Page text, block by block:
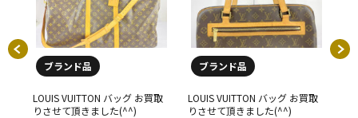
ブランド品
LOUIS VUITTON バッグ お買取
りさせて頂きました(^^)
ブランド品
LOUIS VUITTON バッグ お買取
りさせて頂きました(^^)